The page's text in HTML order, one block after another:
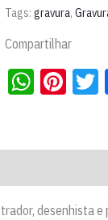
anos
1960
Marcello
Tags: gravura,
Compartilhar
desenhista